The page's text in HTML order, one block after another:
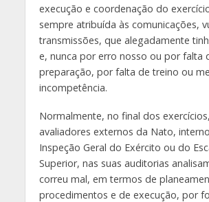
execução e coordenação do
sempre atribuída às comunicações,
transmissões, que alegadamente
e, nunca por erro nosso ou por falta
preparação, por falta de treino ou
incompetência.
Normalmente, no final dos
avaliadores externos da Nato,
Inspeção Geral do Exército ou do
Superior, nas suas auditorias
correu mal, em termos de
procedimentos e de execução, por